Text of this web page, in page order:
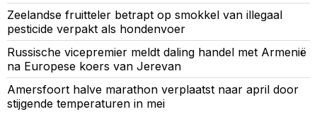
Zeelandse fruitteler betrapt op smokkel van illegaal
pesticide verpakt als hondenvoer
Russische vicepremier meldt daling handel met Armenië
na Europese koers van Jerevan
Amersfoort halve marathon verplaatst naar april door
stijgende temperaturen in mei